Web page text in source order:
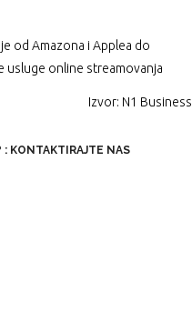
od Amazona i Applea do
usluge online streamovanja
Izvor: N1 Business
: KONTAKTIRAJTE NAS